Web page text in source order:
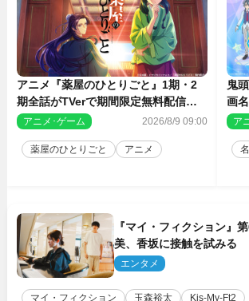
アニメ『薬屋のひとりごと』1期・2
期全話がTVerで期間限定無料配信決
定アニメ･ゲーム 2026/8/9 09:00
薬屋のひとりごと アニメ
鬼
画
人ア
『マイ・フィクション』
美、香坂に接触を試みる
エンタメ
マイ・フィクション 玉森裕太 Kis‐My‐Ft2